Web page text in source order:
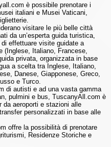
è possibile prenotare i
italiani e Musei Vaticani,
visitare le più belle città
da un’esperta guida turistica,
effettuare visite guidate a
(Inglese, Italiano, Francese,
privata, organizzata in base
a scelta tra Inglese, Italiano,
Danese, Giapponese, Greco,
e Turco.
di autisti e ad una vasta gamma
pulmini e bus, TuscanyAll.com è
da aeroporti e stazioni alle
personalizzati in base alle
offre la possibilità di prenotare
Residenze Storiche e